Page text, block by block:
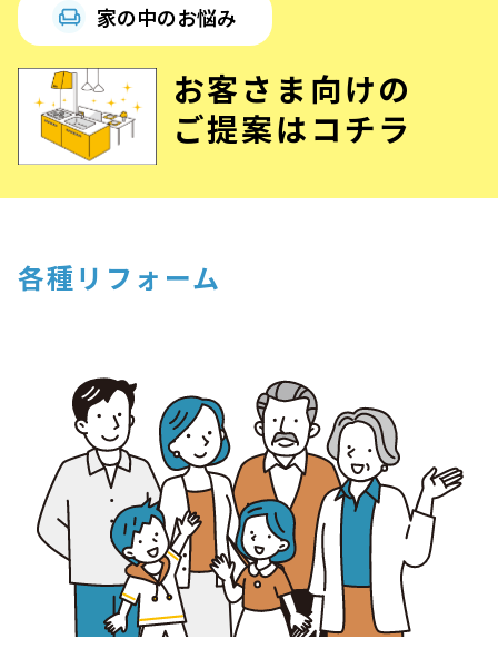
家の中のお悩み
お客さま向けの
ご提案はコチラ
各種リフォーム